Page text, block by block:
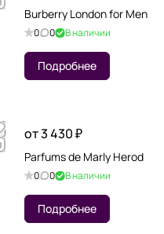
Burberry London for Men
0 0 В наличии
Подробнее
от 3 430 ₽
Parfums de Marly Herod
0 0 В наличии
Подробнее